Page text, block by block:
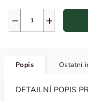
+
−
Popis Ostatní
DETAILNÍ POPIS